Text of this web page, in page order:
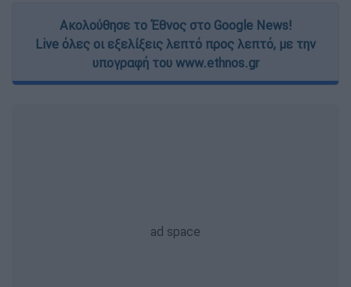
Ακολούθησε το Έθνος στο Google News!
Live όλες οι εξελίξεις λεπτό προς λεπτό, με την
υπογραφή του www.ethnos.gr